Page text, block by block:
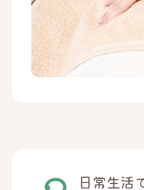
日常生活